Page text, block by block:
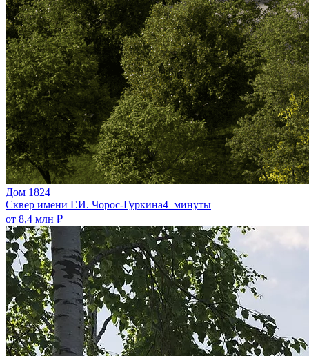
Дом 1824
Сквер имени Г.И. Чорос-Гуркина4 минуты
от 8,4 млн ₽